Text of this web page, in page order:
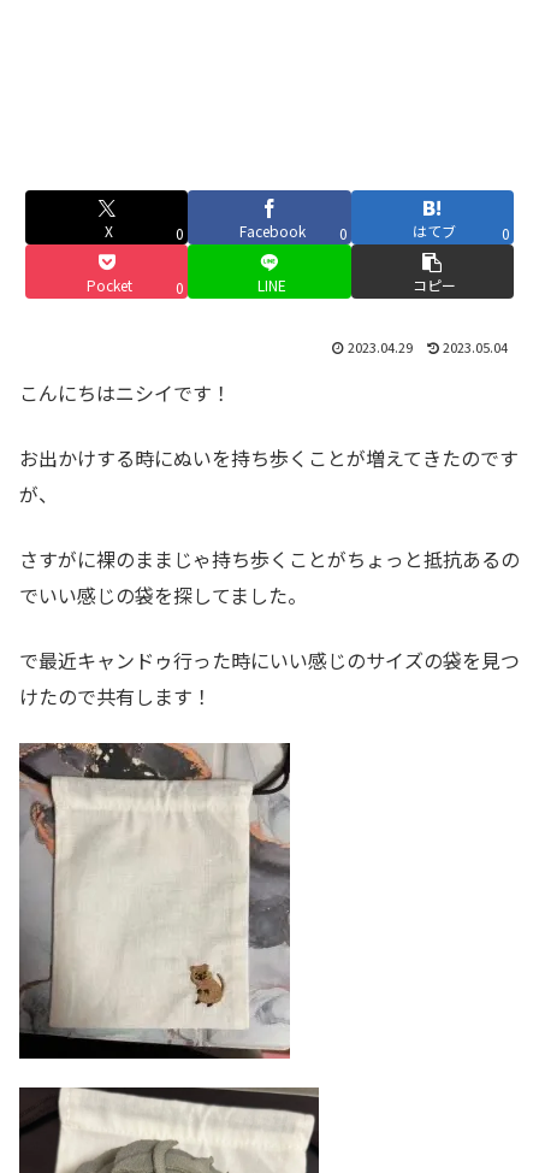
X 0 Facebook 0 はてブ 0
Pocket 0 LINE コピー
2023.04.29 2023.05.04
こんにちはニシイです！
お出かけする時にぬいを持ち歩くことが増えてきたのです
が、
さすがに裸のままじゃ持ち歩くことがちょっと抵抗あるの
でいい感じの袋を探してました。
で最近キャンドゥ行った時にいい感じのサイズの袋を見つ
けたので共有します！